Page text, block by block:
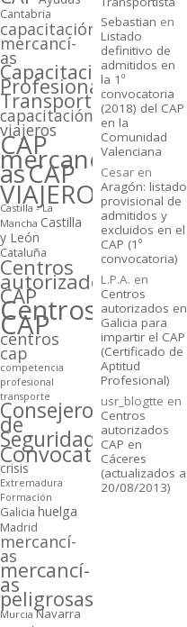
Cantabria
capacitación
mercancí­
as
Capacitación
Profesional
Transporte
capacitación
viajeros
CAP
mercancí­
asCAP
VIAJEROS
Castilla - La
Mancha Castilla
y León
Cataluña
Centros
autorizados
CAP
Centros
CAP
centros
cap
competencia
profesional
transporte
Consejeros
de
Seguridad
Convocatorias
crisis
Extremadura
Formación
Galicia huelga
Madrid
mercancí­
as
mercancí­
as
peligrosas
Murcia Navarra
Sebastian en
Listado
definitivo de
admitidos en
la 1º
convocatoria
(2018) del CAP
en la
Comunidad
Valenciana
Cesaren
Aragón: listado
provisional de
admitidos y
excluidos en el
CAP (1º
convocatoria)
L.P.A. en
Centros
autorizados en
Galicia para
impartir el CAP
(Certificado de
Aptitud
Profesional)
usr_blogtte en
Centros
autorizados
CAP en
Cáceres
(actualizados a
20/08/2013)